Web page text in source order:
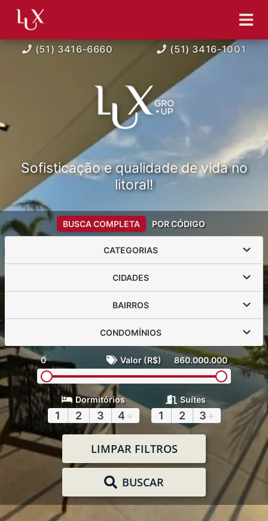
(51) 3416-6660 (51) 3416-1001
Sofisticação e qualidade de vida no
litoral!
BUSCA COMPLETA POR CÓDIGO
CATEGORIAS
CIDADES
BAIRROS
CONDOMÍNIOS
0 Valor (R$) 860.000.000
Dormitórios
1 2 3 4 +
Suítes
1 2 3 +
LIMPAR FILTROS
BUSCAR